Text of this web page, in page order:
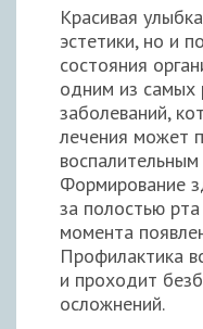
Красивая
эстетики, но и
состояния
одним из самых
заболеваний,
лечения может
Формирование
за полостью
момента
Профилактика
и проходит
осложнений.